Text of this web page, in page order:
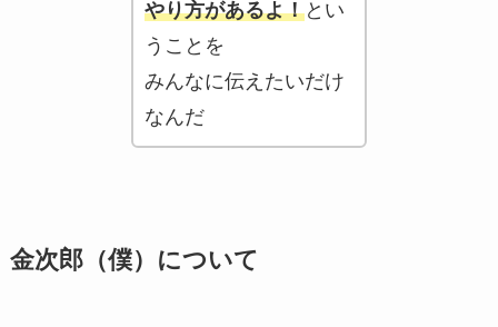
やり方があるよ！とい
うことを
みんなに伝えたいだけ
なんだ
金次郎（僕）について